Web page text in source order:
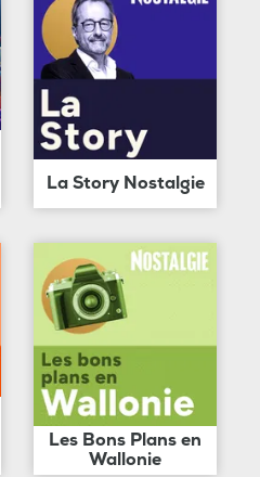
La Story Nostalgie
Les Bons Plans en
Wallonie